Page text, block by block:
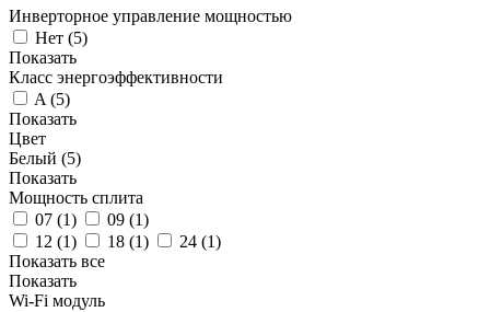
Инверторное управление мощностью
Нет (5)
Показать
Класс энергоэффективности
A (5)
Показать
Цвет
Белый (5)
Показать
Мощность сплита
07 (1) 09 (1)
12 (1) 18 (1) 24 (1)
Показать все
Показать
Wi-Fi модуль